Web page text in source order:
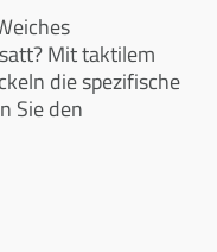
Mit taktilem
die spezifische
Sie den